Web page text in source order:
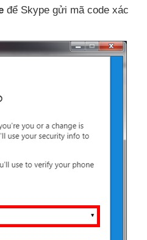
để Skype gửi mã code xác